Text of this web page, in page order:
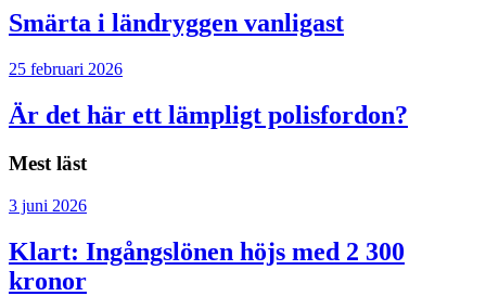
Smärta i ländryggen vanligast
25 februari 2026
Är det här ett lämpligt polisfordon?
Mest läst
3 juni 2026
Klart: Ingångslönen höjs med 2 300
kronor